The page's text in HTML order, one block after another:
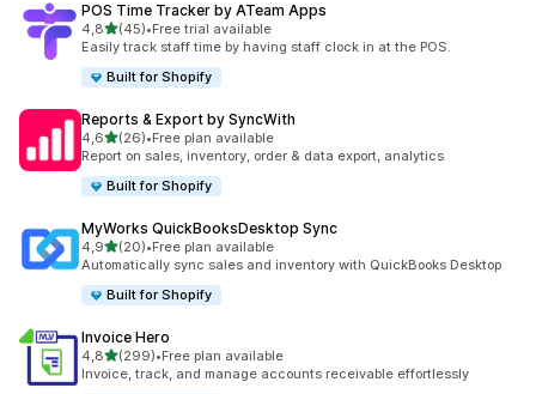
POS Time Tracker by ATeam Apps
4,85 yıldız üzerinden
(45)
toplam 45 değerlendirme
•Free trial available
Easily track staff time by having staff clock in at the POS.
Built for Shopify
Reports & Export by SyncWith
4,65 yıldız üzerinden
(26)
toplam 26 değerlendirme
•Free plan available
Report on sales, inventory, order & data export, analytics
Built for Shopify
MyWorks QuickBooksDesktop Sync
4,95 yıldız üzerinden
(20)
toplam 20 değerlendirme
•Free plan available
Automatically sync sales and inventory with QuickBooks Desktop
Built for Shopify
Invoice Hero
4,85 yıldız üzerinden
(299)
toplam 299 değerlendirme
•Free plan available
Invoice, track, and manage accounts receivable effortlessly